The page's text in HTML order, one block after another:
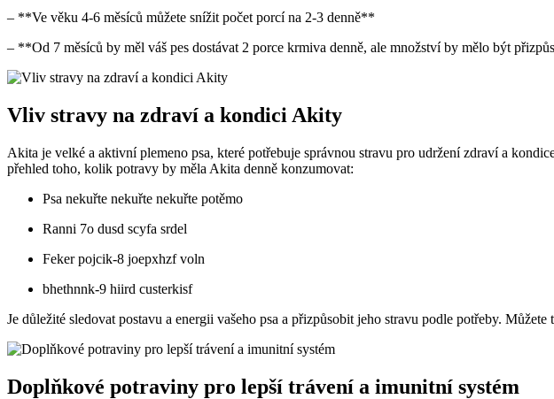
– **Ve věku 4-6 měsíců můžete snížit počet porcí na 2-3 denně**
– **Od 7 měsíců by měl váš pes dostávat 2 porce krmiva denně, ale množství by mělo být
Vliv stravy na zdraví a kondici Akity
Akita je velké a aktivní plemeno psa, které potřebuje správnou stravu pro udržení zdraví a
přehled toho, kolik potravy by měla Akita denně konzumovat:
Psa nekuřte nekuřte nekuřte potěmo
Ranni 7o dusd scyfa srdel
Feker pojcik-8 joepxhzf voln
bhethnnk-9 hiird custerkisf
Je důležité sledovat postavu a energii vašeho psa a přizpůsobit jeho stravu podle potřeby.
Doplňkové potraviny pro lepší trávení a imunitní systém